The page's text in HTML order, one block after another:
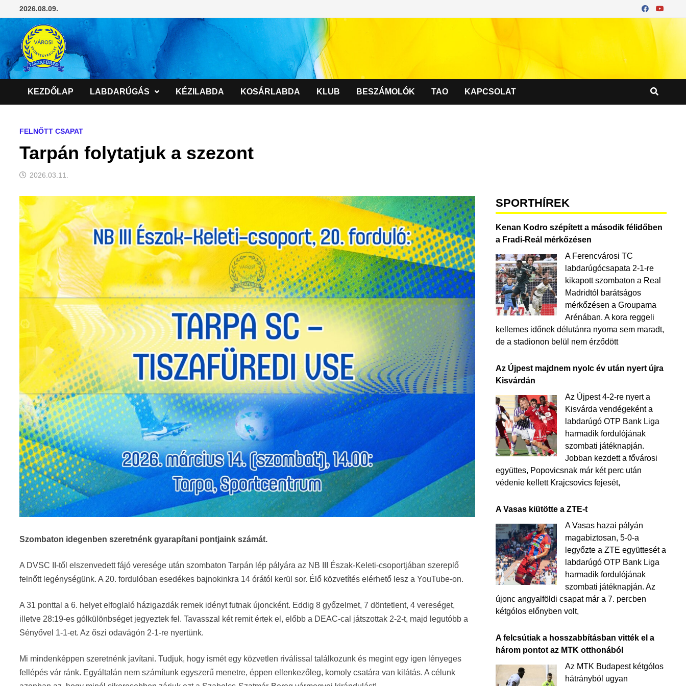
to
2026.08.09.
KEZDŐLAP LABDARÚGÁS KÉZILABDA KOSÁRLABDA KLUB BESZÁMOLÓK TAO KAPCSOLAT
FELNŐTT CSAPAT
Tarpán folytatjuk a szezont
2026.03.11.
Szombaton idegenben szeretnénk gyarapítani pontjaink számát.
A DVSC II-től elszenvedett fájó veresége után szombaton Tarpán lép pályára az NB III Észak-Keleti-csoportjában szereplő
felnőtt legénységünk. A 20. fordulóban esedékes bajnokinkra 14 órától kerül sor. Élő közvetítés elérhető lesz a YouTube-on.
A 31 ponttal a 6. helyet elfoglaló házigazdák remek idényt futnak újoncként. Eddig 8 győzelmet, 7 döntetlent, 4 vereséget,
illetve 28:19-es gólkülönbséget jegyeztek fel. Tavasszal két remit értek el, előbb a DEAC-cal játszottak 2-2-t, majd legutóbb a
Sényővel 1-1-et. Az őszi odavágón 2-1-re nyertünk.
Mi mindenképpen szeretnénk javítani. Tudjuk, hogy ismét egy közvetlen riválissal találkozunk és megint egy igen lényeges
fellépés vár ránk. Egyáltalán nem számítunk egyszerű menetre, éppen ellenkezőleg, komoly csatára van kilátás. A célunk
SPORTHÍREK
Kenan Kodro szépített a második félidőben
a Fradi-Reál mérkőzésen
A Ferencvárosi TC
labdarúgócsapata 2-1-re
kikapott szombaton a Real
Madridtól barátságos
mérkőzésen a Groupama
Arénában. A kora reggeli
kellemes időnek délutánra nyoma sem maradt,
de a stadionon belül nem érződött
Az Újpest majdnem nyolc év után nyert újra
Kisvárdán
Az Újpest 4-2-re nyert a
Kisvárda vendégeként a
labdarúgó OTP Bank Liga
harmadik fordulójának
szombati játéknapján.
Jobban kezdett a fővárosi
együttes, Popovicsnak már két perc után
védenie kellett Krajcsovics fejesét,
A Vasas kiütötte a ZTE-t
A Vasas hazai pályán
magabiztosan, 5-0-a
legyőzte a ZTE együttesét a
labdarúgó OTP Bank Liga
harmadik fordulójának
szombati játéknapján. Az
újonc angyalföldi csapat már a 7. percben
kétgólos előnyben volt,
A felcsútiak a hosszabbításban vitték el a
három pontot az MTK otthonából
Az MTK Budapest kétgólos
hátrányból ugyan